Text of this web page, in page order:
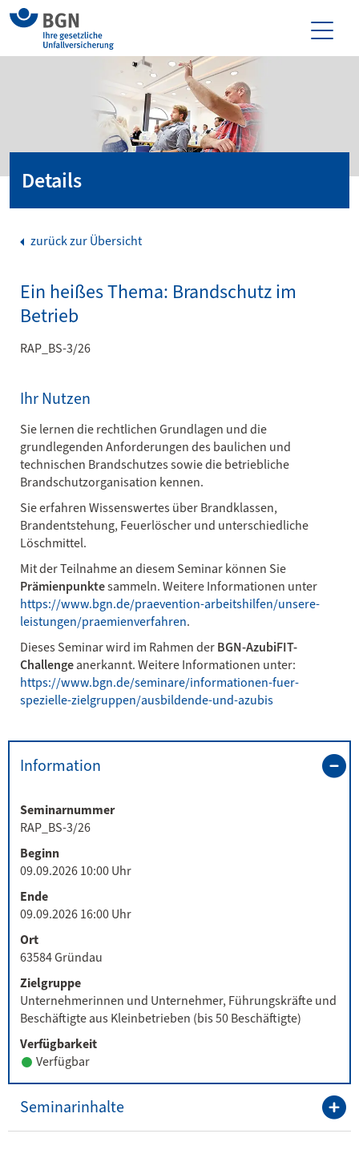
Details
zurück zur Übersicht
Ein heißes Thema: Brandschutz im
Betrieb
RAP_BS-3/26
Ihr Nutzen
Sie lernen die rechtlichen Grundlagen und die
grundlegenden Anforderungen des baulichen und
technischen Brandschutzes sowie die betriebliche
Brandschutzorganisation kennen.
Sie erfahren Wissenswertes über Brandklassen,
Brandentstehung, Feuerlöscher und unterschiedliche
Löschmittel.
Mit der Teilnahme an diesem Seminar können Sie
Prämienpunktesammeln. Weitere Informationen unter
https://www.bgn.de/praevention-arbeitshilfen/unsere-
leistungen/praemienverfahren.
Dieses Seminar wird im Rahmen derBGN-AzubiFIT-
Challengeanerkannt. Weitere Informationen unter:
https://www.bgn.de/seminare/informationen-fuer-
spezielle-zielgruppen/ausbildende-und-azubis
Information
Seminarnummer
RAP_BS-3/26
Beginn
09.09.2026 10:00 Uhr
Ende
09.09.2026 16:00 Uhr
Ort
63584 Gründau
Zielgruppe
Unternehmerinnen und Unternehmer, Führungskräfte und
Beschäftigte aus Kleinbetrieben (bis 50 Beschäftigte)
Verfügbarkeit
Verfügbar
Seminarinhalte